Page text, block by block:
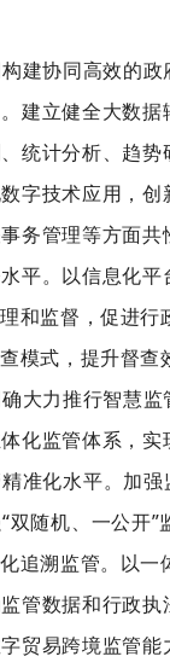
构建协同高效的
建立健全大数
统计分析、趋
字技术应用，
务管理等方面
平。以信息化
和监督，促进
模式，提升督查
确大力推行智慧
化监管体系，
准化水平。加
双随机、一公开
追溯监管。以
管数据和行政
贸易跨境监管